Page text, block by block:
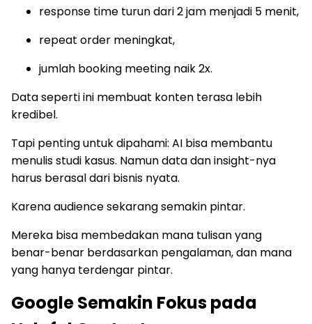
response time turun dari 2 jam menjadi 5 menit,
repeat order meningkat,
jumlah booking meeting naik 2x.
Data seperti ini membuat konten terasa lebih
kredibel.
Tapi penting untuk dipahami: AI bisa membantu
menulis studi kasus. Namun data dan insight-nya
harus berasal dari bisnis nyata.
Karena audience sekarang semakin pintar.
Mereka bisa membedakan mana tulisan yang
benar-benar berdasarkan pengalaman, dan mana
yang hanya terdengar pintar.
Google Semakin Fokus pada